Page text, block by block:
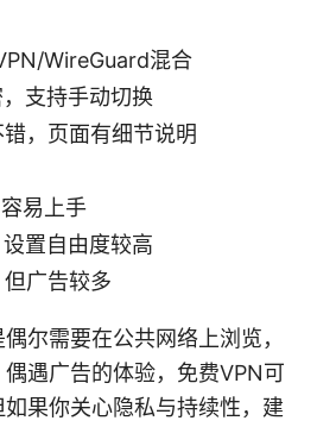
WireGuard混合
支持手动切换
，页面有细节说明
易上手
置自由度较高
广告较多
尔需要在公共网络上浏览，
遇广告的体验，免费VPN可
果你关心隐私与持续性，建